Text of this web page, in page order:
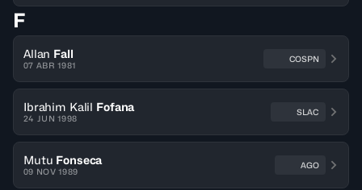
F
Allan Fall
07 ABR 1981
COSPN
Ibrahim Kalil Fofana
24 JUN 1998
SLAC
Mutu Fonseca
09 NOV 1989
AGO